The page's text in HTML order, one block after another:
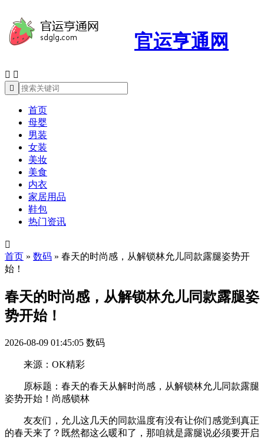
官运亨通网
 

首页
母婴
男装
女装
美妆
美食
内衣
家居用品
鞋包
热门资讯

首页 » 数码 » 春天的时尚感，从解锁林允儿同款露腿姿势开
始！
春天的时尚感，从解锁林允儿同款露腿姿
势开始！
2026-08-09 01:45:05 数码
来源：OK精彩
原标题：春天的春天从解时尚感，从解锁林允儿同款露腿
姿势开始！尚感锁林
友友们，允儿这几天的同款温度有没有让你们感觉到真正
的春天来了？既然都这么暖和了，那咱就是露腿说必须要开启